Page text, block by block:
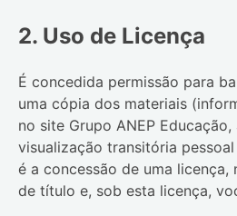
2. Uso de Licença
É concedida permissão para
uma cópia dos materiais
no site Grupo ANEP Educação,
visualização transitória
é a concessão de uma licença,
de título e, sob esta licença,